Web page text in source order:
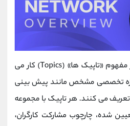
شبکه آلورا با استفاده از مفهوم «تاپیک ‌ها» (Topics) کار می‌
تخصصی مشخص مانند پیش ‌بینی
تعریف می‌ کنند. هر تاپیک با مجموعه
شده، چارچوب مشارکت کارگران،